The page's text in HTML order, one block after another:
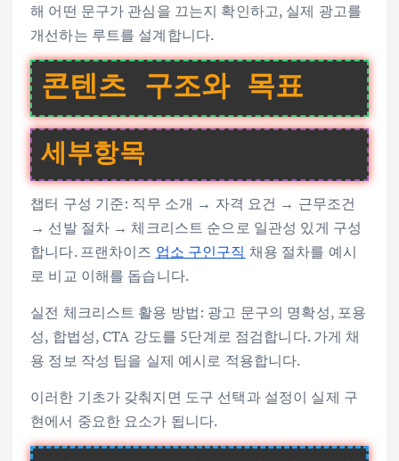
해 어떤 문구가 관심을 끄는지 확인하고, 실제 광고를
개선하는 루트를 설계합니다.
콘텐츠 구조와 목표
세부항목
챕터 구성 기준: 직무 소개 → 자격 요건 → 근무조건
→ 선발 절차 → 체크리스트 순으로 일관성 있게 구성
합니다. 프랜차이즈 업소 구인구직 채용 절차를 예시
로 비교 이해를 돕습니다.
실전 체크리스트 활용 방법: 광고 문구의 명확성, 포용
성, 합법성, CTA 강도를 5단계로 점검합니다. 가게 채
용 정보 작성 팁을 실제 예시로 적용합니다.
이러한 기초가 갖춰지면 도구 선택과 설정이 실제 구
현에서 중요한 요소가 됩니다.